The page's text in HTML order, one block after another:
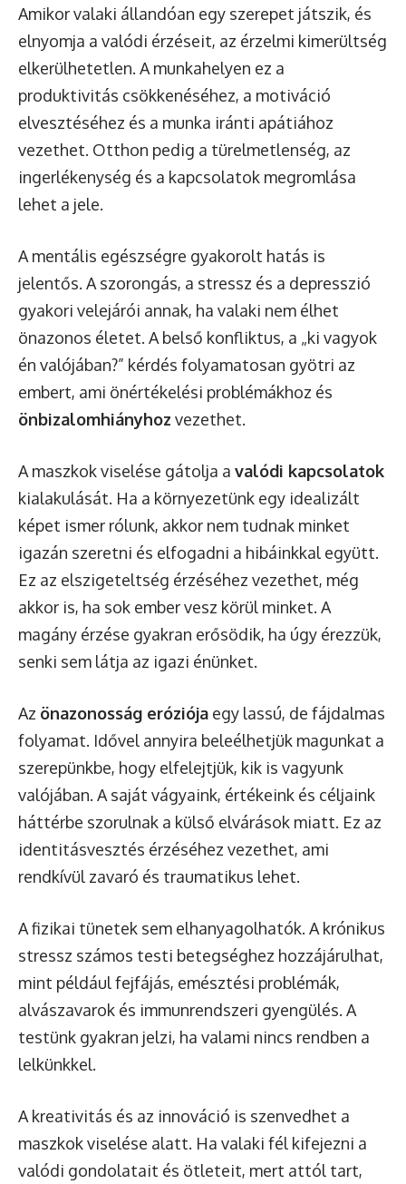
Amikor valaki állandóan egy szerepet játszik, és
elnyomja a valódi érzéseit, az érzelmi kimerültség
elkerülhetetlen. A munkahelyen ez a
produktivitás csökkenéséhez, a motiváció
elvesztéséhez és a munka iránti apátiához
vezethet. Otthon pedig a türelmetlenség, az
ingerlékenység és a kapcsolatok megromlása
lehet a jele.
A mentális egészségre gyakorolt hatás is
jelentős. A szorongás, a stressz és a depresszió
gyakori velejárói annak, ha valaki nem élhet
önazonos életet. A belső konfliktus, a „ki vagyok
én valójában?” kérdés folyamatosan gyötri az
embert, ami önértékelési problémákhoz és
önbizalomhiányhoz vezethet.
A maszkok viselése gátolja a valódi kapcsolatok
kialakulását. Ha a környezetünk egy idealizált
képet ismer rólunk, akkor nem tudnak minket
igazán szeretni és elfogadni a hibáinkkal együtt.
Ez az elszigeteltség érzéséhez vezethet, még
akkor is, ha sok ember vesz körül minket. A
magány érzése gyakran erősödik, ha úgy érezzük,
senki sem látja az igazi énünket.
Az önazonosság eróziója egy lassú, de fájdalmas
folyamat. Idővel annyira beleélhetjük magunkat a
szerepünkbe, hogy elfelejtjük, kik is vagyunk
valójában. A saját vágyaink, értékeink és céljaink
háttérbe szorulnak a külső elvárások miatt. Ez az
identitásvesztés érzéséhez vezethet, ami
rendkívül zavaró és traumatikus lehet.
A fizikai tünetek sem elhanyagolhatók. A krónikus
stressz számos testi betegséghez hozzájárulhat,
mint például fejfájás, emésztési problémák,
alvászavarok és immunrendszeri gyengülés. A
testünk gyakran jelzi, ha valami nincs rendben a
lelkünkkel.
A kreativitás és az innováció is szenvedhet a
maszkok viselése alatt. Ha valaki fél kifejezni a
valódi gondolatait és ötleteit, mert attól tart,